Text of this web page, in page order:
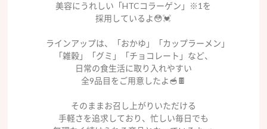
美容にうれしい「HTCコラーゲン」※1を
採用しているよ😳💓
ラインアップは、「おかゆ」「カップラーメン」
「雑穀」「グミ」「チョコレート」など、
日常の食生活に取り入れやすい
全9品目をご用意したよ🥣🍫
そのままお召し上がりいただける
手軽さを追求しており、忙しい毎日でも